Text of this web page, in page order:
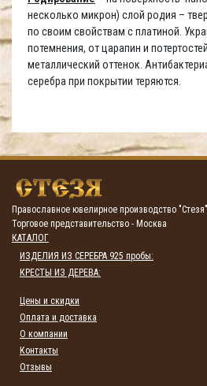
несколько микрон) слой родия –
по своим свойствам с платиной.
потемнения, от царапин и
металлический оттенок.
серебра при покрытии теряются.
Православное ювелирное производство
Торговое представительство - Москва
КАТАЛОГ
ИЗДЕЛИЯ ИЗ СЕРЕБРА 925 пробы:
КРЕСТЫ ИЗ ДЕРЕВА:
Цены и скидки
Оплата и доставка
О компании
Контакты
Отзывы